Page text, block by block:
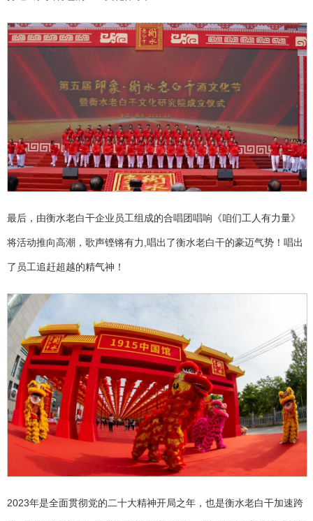
最后，由衡水老白干企业员工组成的合唱团唱响《咱们工人有力量》
将活动推向高潮，歌声铿锵有力,唱出了衡水老白干的豪迈气势！唱出
了员工追赶超越的精气神！
2023年是全面贯彻党的二十大精神开局之年，也是衡水老白干加速跨